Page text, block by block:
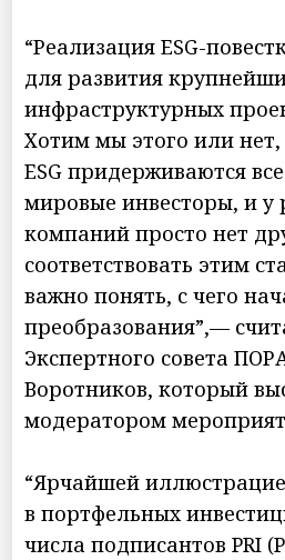
“Реализация ESG-
для развития
инфраструктурных
Хотим мы этого или нет,
ESG придерживаются
мировые инвесторы, и у
компаний просто нет
соответствовать этим
важно понять, с чего
преобразования”,—
Экспертного совета
Воротников, который
модератором
“Ярчайшей
в портфельных
числа подписантов PRI